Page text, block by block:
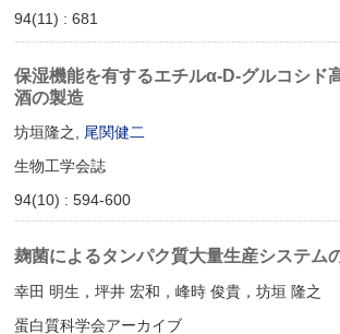
94(11) : 681
保湿機能を有するエチルα‐D‐グルコシド
酒の製造
坊垣隆之, 尾関健二
生物工学会誌
94(10) : 594-600
麹菌によるタンパク質大量生産システム
幸田 明生，坪井 宏和，峰時 俊貴，坊垣 隆之
蛋白質科学会アーカイブ